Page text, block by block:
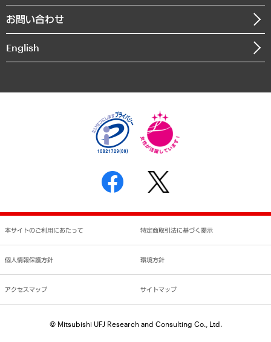
自然資源・農林水産業・食料システム
組織図・本部部室紹介
インドネシア現地法人
個人情報保護方針
反社会的勢力に対する基本方針
書面による個人情報の開示等の請求の手続きについて
お問い合わせ
English
本サイトのご利用にあたって 特定商取引法に基づく提示
個人情報保護方針 環境方針
アクセスマップ サイトマップ
© Mitsubishi UFJ Research and Consulting Co., Ltd.